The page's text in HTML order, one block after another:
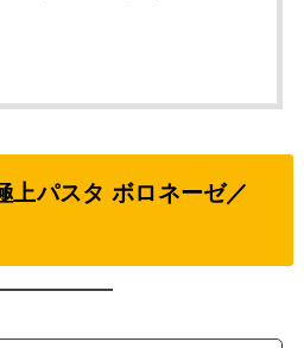
上パスタ ボロネーゼ／